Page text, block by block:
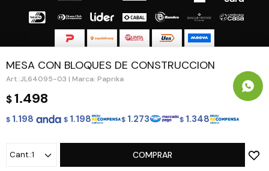
MESA CON BLOQUES DE CONSTRUCCION
JL64095-03 | Marca: Paprika
$1.498
$ 1.198 $ 1.198 $ 1.273 $ 1.348
1 COMPRAR
© Copyright 2026 / Guapa - Paprika